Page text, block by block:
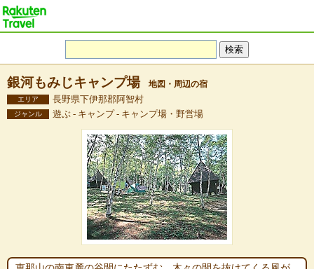
銀河もみじキャンプ場 地図・周辺の宿
エリア 長野県下伊那郡阿智村
ジャンル 遊ぶ - キャンプ - キャンプ場・野営場